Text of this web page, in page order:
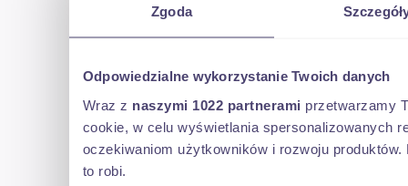
Zgoda
Odpowiedzialne wykorzystanie Twoich danych
Wraz z naszymi 1022 partnerami przetwarzamy
cookie, w celu wyświetlania spersonalizowanych
oczekiwaniom użytkowników i rozwoju
to robi.